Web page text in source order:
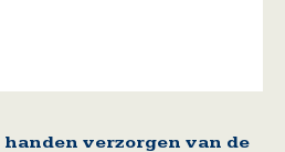
verzorgen van de